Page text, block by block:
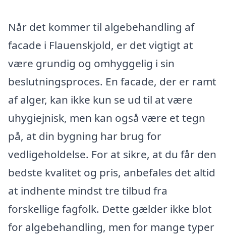
Når det kommer til algebehandling af
facade i Flauenskjold, er det vigtigt at
være grundig og omhyggelig i sin
beslutningsproces. En facade, der er ramt
af alger, kan ikke kun se ud til at være
uhygiejnisk, men kan også være et tegn
på, at din bygning har brug for
vedligeholdelse. For at sikre, at du får den
bedste kvalitet og pris, anbefales det altid
at indhente mindst tre tilbud fra
forskellige fagfolk. Dette gælder ikke blot
for algebehandling, men for mange typer